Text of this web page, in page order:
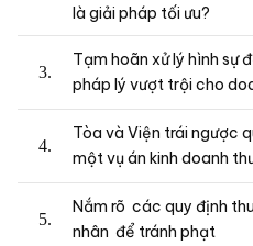
là giải pháp tối ưu?
Tạm hoãn xử lý hình sự
pháp lý vượt trội cho
Tòa và Viện trái ngược
một vụ án kinh doanh
Nắm rõ các quy định
nhân để tránh phạt